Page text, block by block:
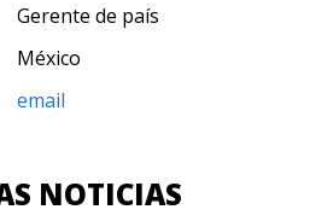
Gerente de país
México
email
NOTICIAS